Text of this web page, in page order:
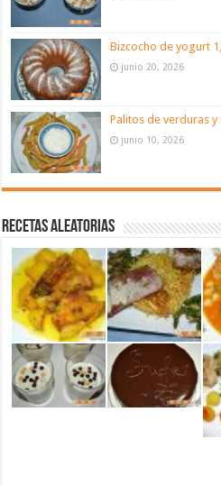
Bizcocho de yogurt
junio 20, 2026
Palitos de verduras
junio 10, 2026
Recetas aleatorias